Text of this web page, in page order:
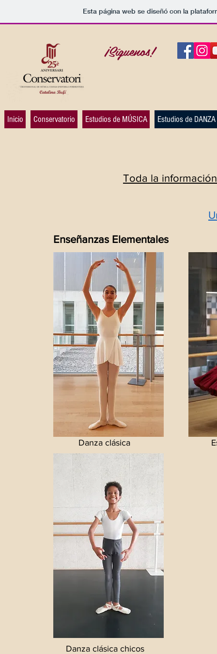
Esta página web se diseñó con la
¡Síguenos!
Inicio Conservatorio Estudios de MÚSICA Estudios de DANZA
Toda la
Enseñanzas Elementales
Danza clásica
Danza clásica chicos